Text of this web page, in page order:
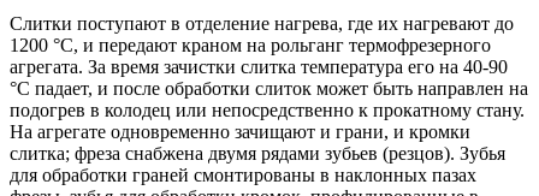
Слитки поступают в отделение нагрева, где их нагревают до
1200 °С, и передают краном на рольганг термофрезерного
агрегата. За время зачистки слитка температура его на 40-90
°С падает, и после обработки слиток может быть направлен на
подогрев в колодец или непосредственно к прокатному стану.
На агрегате одновременно зачищают и грани, и кромки
слитка; фреза снабжена двумя рядами зубьев (резцов). Зубья
для обработки граней смонтированы в наклонных пазах